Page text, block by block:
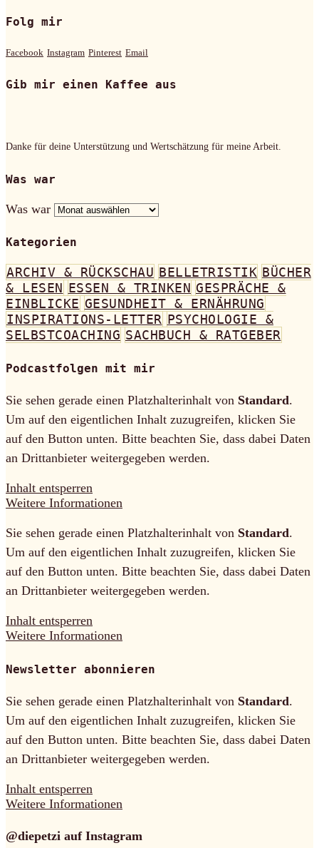
Folg mir
Facebook Instagram Pinterest Email
Gib mir einen Kaffee aus
Danke für deine Unterstützung und Wertschätzung für meine Arbeit.
Was war
Was war
Kategorien
ARCHIV & RÜCKSCHAU BELLETRISTIK BÜCHER
& LESEN ESSEN & TRINKEN GESPRÄCHE &
EINBLICKE GESUNDHEIT & ERNÄHRUNG
INSPIRATIONS-LETTER PSYCHOLOGIE &
SELBSTCOACHING SACHBUCH & RATGEBER
Podcastfolgen mit mir
Sie sehen gerade einen Platzhalterinhalt von Standard.
Um auf den eigentlichen Inhalt zuzugreifen, klicken Sie
auf den Button unten. Bitte beachten Sie, dass dabei Daten
an Drittanbieter weitergegeben werden.
Inhalt entsperren
Weitere Informationen
Sie sehen gerade einen Platzhalterinhalt von Standard.
Um auf den eigentlichen Inhalt zuzugreifen, klicken Sie
auf den Button unten. Bitte beachten Sie, dass dabei Daten
an Drittanbieter weitergegeben werden.
Inhalt entsperren
Weitere Informationen
Newsletter abonnieren
Sie sehen gerade einen Platzhalterinhalt von Standard.
Um auf den eigentlichen Inhalt zuzugreifen, klicken Sie
auf den Button unten. Bitte beachten Sie, dass dabei Daten
an Drittanbieter weitergegeben werden.
Inhalt entsperren
Weitere Informationen
@diepetzi auf Instagram